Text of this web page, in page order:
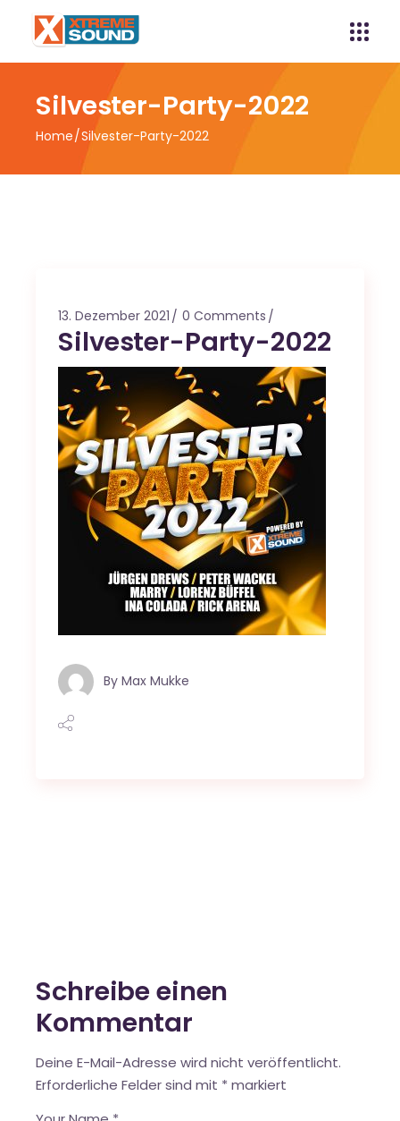
Silvester-Party-2022
Home Silvester-Party-2022
13. Dezember 2021 0 Comments
Silvester-Party-2022
By Max Mukke
Schreibe einen
Kommentar
Deine E-Mail-Adresse wird nicht veröffentlicht.
Erforderliche Felder sind mit * markiert